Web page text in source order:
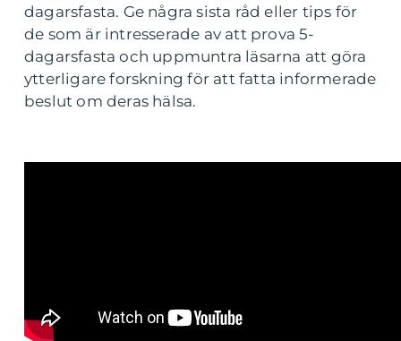
dagarsfasta. Ge några sista råd eller tips för
de som är intresserade av att prova 5-
dagarsfasta och uppmuntra läsarna att göra
ytterligare forskning för att fatta informerade
beslut om deras hälsa.